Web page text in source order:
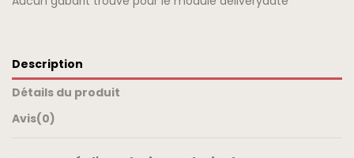
Description
Détails du produit
Avis(0)